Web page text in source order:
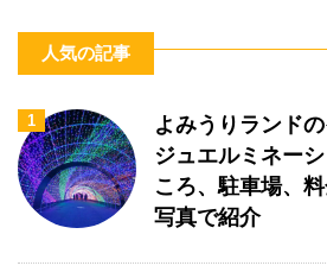
人気の記事
1
よみうりランド
ジュエルミネー
ころ、駐車場、
写真で紹介